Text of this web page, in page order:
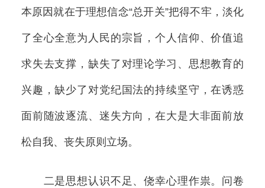
本原因就在于理想信念“总开关”把得不牢，淡化
了全心全意为人民的宗旨，个人信仰、价值追
求失去支撑，缺失了对理论学习、思想教育的
兴趣，缺少了对党纪国法的持续坚守，在诱惑
面前随波逐流、迷失方向，在大是大非面前放
松自我、丧失原则立场。
二是思想认识不足、侥幸心理作祟。问卷